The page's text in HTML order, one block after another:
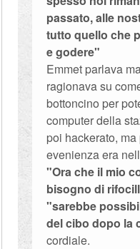
passato, alle
tutto quello che
e godere"
Emmet parlava
ragionava su
bottoncino per
computer della
poi hackerato,
evenienza era
"Ora che il mio
bisogno di
"sarebbe
del cibo dopo la
cordiale.